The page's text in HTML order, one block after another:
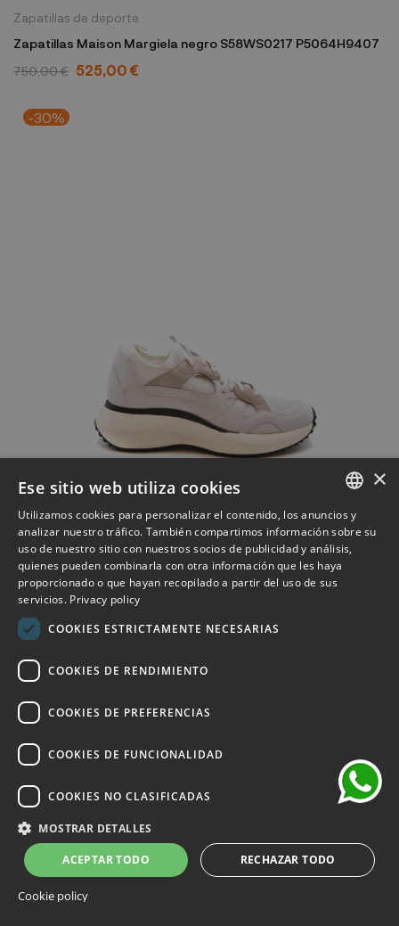
Zapatillas de deporte
Zapatillas Maison Margiela negro S58WS0217 P5064H9407
750,00 € 525,00 €
-30%
Zapatillas de deporte
Zapatillas Vic Matie blanco 5B1002D B02BBVTC75
269,00 € 188,30 €
-30%
ITALIAN
ENGLISH
FRENCH
×
Ese sitio web utiliza cookies
Utilizamos cookies para personalizar el contenido, los anuncios y
analizar nuestro tráfico. También compartimos información sobre su
uso de nuestro sitio con nuestros socios de publicidad y análisis,
quienes pueden combinarla con otra información que les haya
proporcionado o que hayan recopilado a partir del uso de sus
servicios. Privacy policy
COOKIES ESTRICTAMENTE NECESARIAS
COOKIES DE RENDIMIENTO
COOKIES DE PREFERENCIAS
COOKIES DE FUNCIONALIDAD
COOKIES NO CLASIFICADAS
MOSTRAR DETALLES
ACEPTAR TODO RECHAZAR TODO
Cookie policy